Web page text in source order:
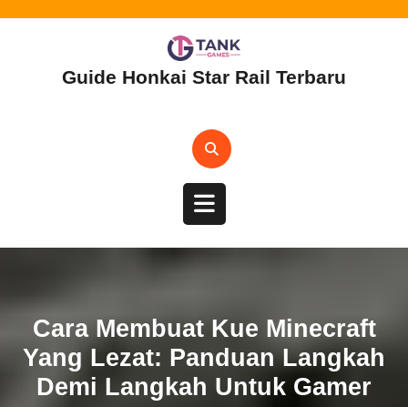
Guide Honkai Star Rail Terbaru
Cara Membuat Kue Minecraft
Yang Lezat: Panduan Langkah
Demi Langkah Untuk Gamer